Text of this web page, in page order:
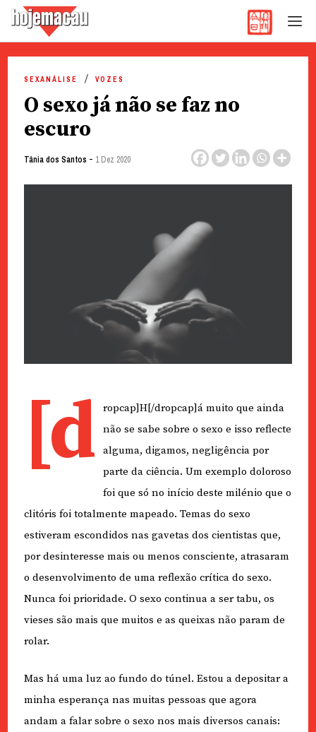
content
SEXANÁLISE VOZES
O sexo já não se faz no
escuro
Tânia dos Santos - 1 Dez 2020
[d
ropcap]H[/dropcap]á muito que ainda
não se sabe sobre o sexo e isso reflecte
alguma, digamos, negligência por
parte da ciência. Um exemplo doloroso
foi que só no início deste milénio que o
clitóris foi totalmente mapeado. Temas do sexo
estiveram escondidos nas gavetas dos cientistas que,
por desinteresse mais ou menos consciente, atrasaram
o desenvolvimento de uma reflexão crítica do sexo.
Nunca foi prioridade. O sexo continua a ser tabu, os
vieses são mais que muitos e as queixas não param de
rolar.
Mas há uma luz ao fundo do túnel. Estou a depositar a
minha esperança nas muitas pessoas que agora
andam a falar sobre o sexo nos mais diversos canais: